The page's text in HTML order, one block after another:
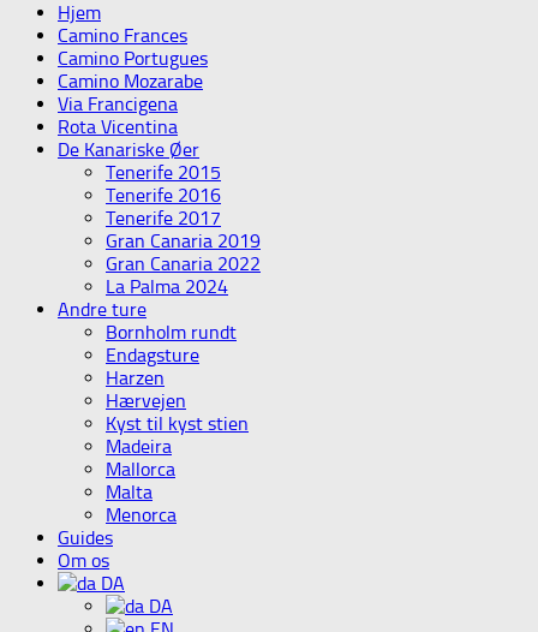
Hjem
Camino Frances
Camino Portugues
Camino Mozarabe
Via Francigena
Rota Vicentina
De Kanariske Øer
Tenerife 2015
Tenerife 2016
Tenerife 2017
Gran Canaria 2019
Gran Canaria 2022
La Palma 2024
Andre ture
Bornholm rundt
Endagsture
Harzen
Hærvejen
Kyst til kyst stien
Madeira
Mallorca
Malta
Menorca
Guides
Om os
DA
DA